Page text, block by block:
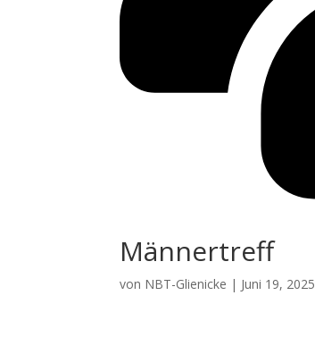
Männertreff
von NBT-Glienicke | Juni 19, 2025